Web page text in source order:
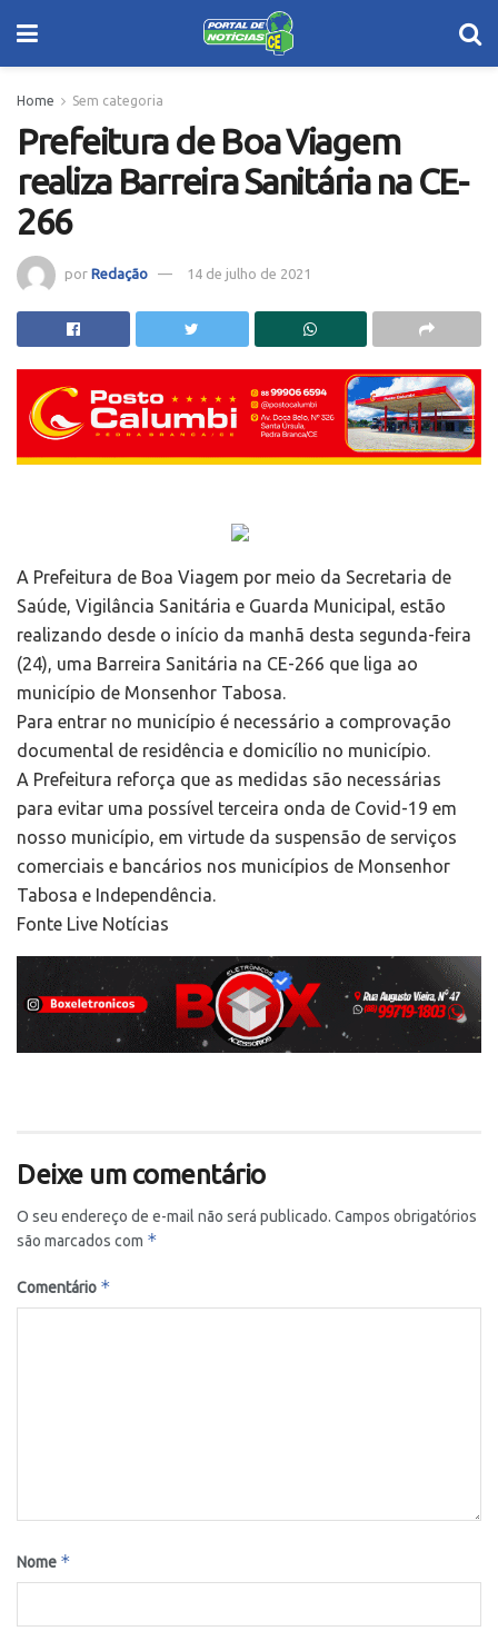
Home Sem categoria
Prefeitura de Boa Viagem
realiza Barreira Sanitária na CE-
266
por Redação 14 de julho de 2021
A Prefeitura de Boa Viagem por meio da Secretaria de
Saúde, Vigilância Sanitária e Guarda Municipal, estão
realizando desde o início da manhã desta segunda-feira
(24), uma Barreira Sanitária na CE-266 que liga ao
município de Monsenhor Tabosa.
Para entrar no município é necessário a comprovação
documental de residência e domicílio no município.
A Prefeitura reforça que as medidas são necessárias
para evitar uma possível terceira onda de Covid-19 em
nosso município, em virtude da suspensão de serviços
comerciais e bancários nos municípios de Monsenhor
Tabosa e Independência.
Fonte Live Notícias
Deixe um comentário
O seu endereço de e-mail não será publicado. Campos obrigatórios
são marcados com *
Comentário *
Nome *